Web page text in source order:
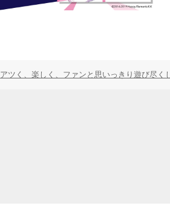
アツく、楽しく、ファンと思いっきり遊び尽